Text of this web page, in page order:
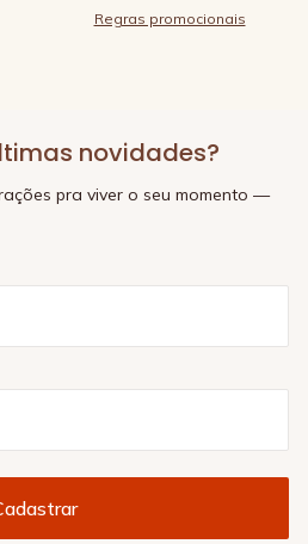
Regras promocionais
novidades?
pra viver o seu momento —